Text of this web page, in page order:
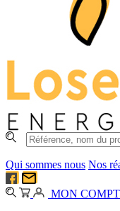
Qui sommes nous Nos
MON